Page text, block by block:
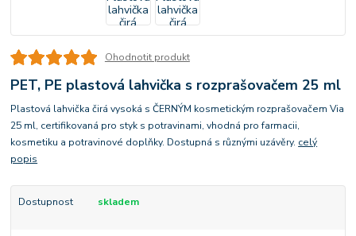
Ohodnotit produkt
PET, PE plastová lahvička s rozprašovačem 25 ml
Plastová lahvička čirá vysoká s ČERNÝM kosmetickým rozprašovačem Via
25 ml, certifikovaná pro styk s potravinami, vhodná pro farmacii,
kosmetiku a potravinové doplňky. Dostupná s různými uzávěry. celý
popis
Dostupnost skladem